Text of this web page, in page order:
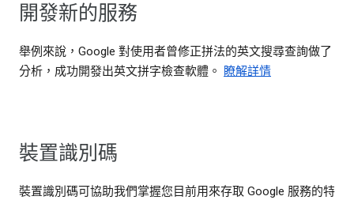
開發新的服務
舉例來說，Google 對使用者曾修正拼法的英文搜尋查詢做了
分析，成功開發出英文拼字檢查軟體。
瞭解詳情
裝置識別碼
裝置識別碼可協助我們掌握您目前用來存取 Google 服務的特